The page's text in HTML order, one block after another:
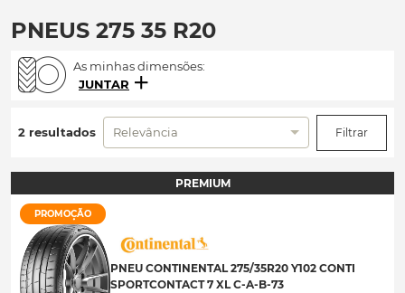
PNEUS 275 35 R20
As minhas dimensões:
JUNTAR
2 resultados Relevância Filtrar
PREMIUM
PROMOÇÃO
PNEU CONTINENTAL 275/35R20 Y102 CONTI
SPORTCONTACT 7 XL C-A-B-73